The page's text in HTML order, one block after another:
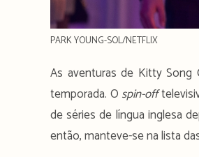
PARK YOUNG-SOL/NETFLIX
As aventuras de Kitty Song
temporada. O spin-off
de séries de língua inglesa
então, manteve-se na lista